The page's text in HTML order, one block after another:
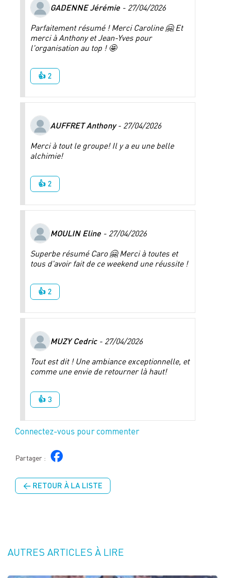
GADENNE Jérémie - 27/04/2026
Parfaitement résumé ! Merci Caroline 🤗 Et
merci à Anthony et Jean-Yves pour
l'organisation au top ! 🤩
👍 2
AUFFRET Anthony- 27/04/2026
Merci à tout le groupe! Il y a eu une belle
alchimie!
👍 2
MOULIN Eline - 27/04/2026
Superbe résumé Caro 🤗 Merci à toutes et
tous d'avoir fait de ce weekend une réussite !
👍 2
MUZY Cedric- 27/04/2026
Tout est dit ! Une ambiance exceptionnelle, et
comme une envie de retourner là haut!
👍 3
Connectez-vous pour commenter
Partager :
← RETOUR À LA LISTE
AUTRES ARTICLES À LIRE